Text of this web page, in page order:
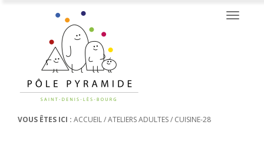
Toggle
VOUS ÊTES ICI : ACCUEIL/ATELIERS ADULTES/ CUISINE-28